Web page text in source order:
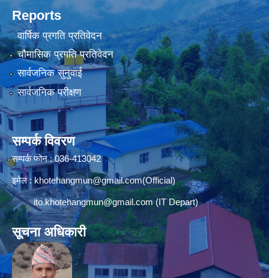
Reports
वार्षिक प्रगति प्रतिवेदन
चौमासिक प्रगति प्रतिवेदन
सार्वजनिक सुनुवाई
सार्वजनिक परीक्षण
सम्पर्क विवरण
सम्पर्क फोन : 036-413042
इमेल :khotehangmun@gmail.com(Official)
ito.khotehangmun@gmail.com(IT Depart)
सूचना अधिकारी